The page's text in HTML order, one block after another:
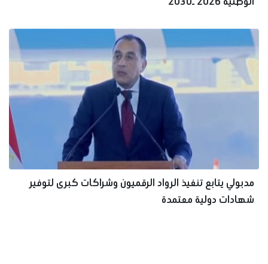
مدبولي يتابع تنفيذ الرواد الرقميون وشراكات كبرى لتوفير
شهادات دولية معتمدة